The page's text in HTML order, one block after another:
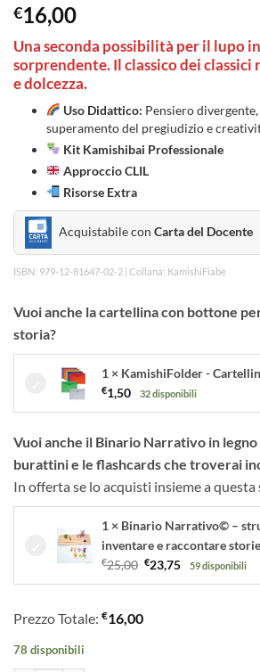
€16,00
Una seconda possibilità per il lupo
sorprendente. Il classico dei
e dolcezza.
Uso Didattico: Pensiero
superamento del pregiudizio e
Kit Kamishibai Professionale
Approccio CLIL
Risorse Extra
Acquistabile con Carta del Docente
ISBN: 979-12-81647-02-2 | Collana: KamishiFiabe
Vuoi anche la cartellina con bottone
storia?
1 × KamishiFolder -
€1,50 32 disponibili
Vuoi anche il Binario Narrativo in
burattini e le flashcards che troverai
In offerta se lo acquisti insieme a questa
1 × Binario Narrativo© –
inventare e raccontare
€25,00 Il
prezzo
€23,75Il
prezzo
59 disponibili
Prezzo Totale: €16,00
78 disponibili